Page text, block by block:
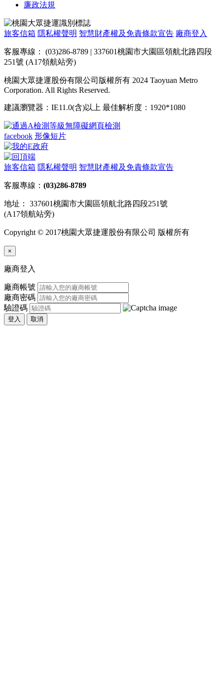
廉政法規
旅客信箱 隱私權聲明 智慧財產權及免責條款宣告 廠商登入
客服專線： (03)286-8789 | 337601桃園市大園區領航北路四段
251號 (A17領航站旁)
桃園大眾捷運股份有限公司版權所有 2024 Taoyuan Metro
Corporation. All Rights Reserved.
建議瀏覽器：IE11.0(含)以上 最佳解析度：1920*1080
facebook 形像短片
旅客信箱 隱私權聲明 智慧財產權及免責條款宣告
客服專線： (03)286-8789
地址： 337601桃園市大園區領航北路四段251號
(A17領航站旁)
Copyright © 2017桃園大眾捷運股份有限公司 版權所有
×
廠商登入
廠商帳號
廠商密碼
驗證碼
登入 取消